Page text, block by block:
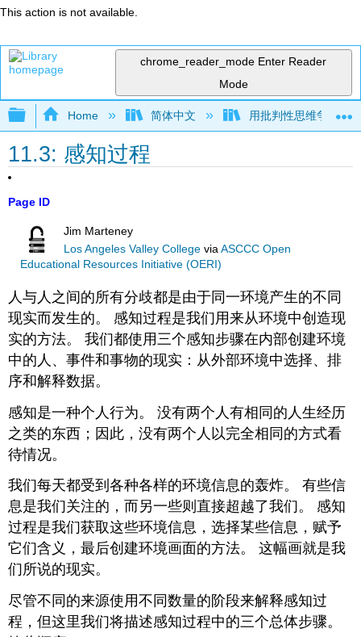
This action is not available.
chrome_reader_mode Enter Reader
Mode
Expand/collapse global hierarchy
Home 简体中文 用批判性思维争论（
11.3: 感知过程
Page ID
Jim Marteney
Los Angeles Valley College viaASCCC Open
Educational Resources Initiative (OERI)
人与人之间的所有分歧都是由于同一环境产生的不同
现实而发生的。 感知过程是我们用来从环境中创造现
实的方法。 我们都使用三个感知步骤在内部创建环境
中的人、事件和事物的现实：从外部环境中选择、排
序和解释数据。
感知是一种个人行为。 没有两个人有相同的人生经历
之类的东西；因此，没有两个人以完全相同的方式看
待情况。
我们每天都受到各种各样的环境信息的轰炸。 有些信
息是我们关注的，而另一些则直接超越了我们。 感知
过程是我们获取这些环境信息，选择某些信息，赋予
它们含义，最后创建环境画面的方法。 这幅画就是我
们所说的现实。
尽管不同的来源使用不同数量的阶段来解释感知过
程，但这里我们将描述感知过程中的三个总体步骤。